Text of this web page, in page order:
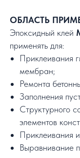
ОБЛАСТЬ
Эпоксидный клей
применять для:
Приклеивания
мембран;
Ремонта
Заполнения
Структурного
элементов
Приклеивания
Выравнивание